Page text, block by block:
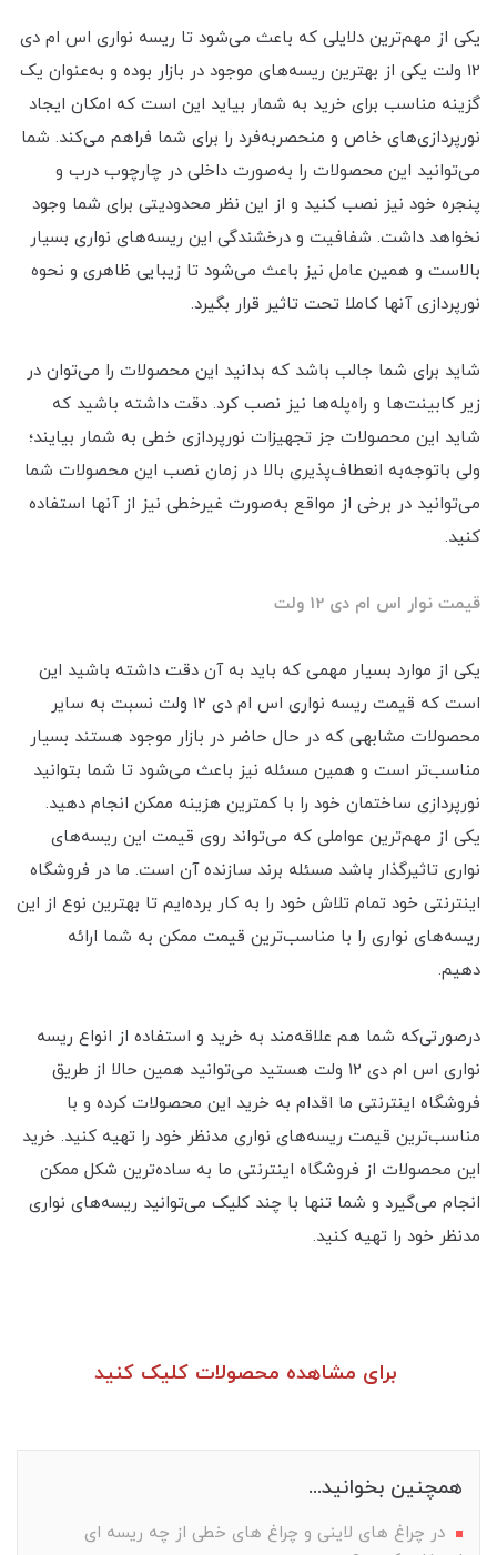
یکی از مهم‌ترین دلایلی که باعث می‌شود تا ریسه نواری اس ام دی
12 ولت یکی از بهترین ریسه‌های موجود در بازار بوده و به‌عنوان یک
گزینه مناسب برای خرید به شمار بیاید این است که امکان ایجاد
نورپردازی‌های خاص و منحصربه‌فرد را برای شما فراهم می‌کند. شما
می‌توانید این محصولات را به‌صورت داخلی در چارچوب درب و
پنجره خود نیز نصب کنید و از این نظر محدودیتی برای شما وجود
نخواهد داشت. شفافیت و درخشندگی این ریسه‌های نواری بسیار
بالاست و همین عامل نیز باعث می‌شود تا زیبایی ظاهری و نحوه
نورپردازی آنها کاملا تحت تاثیر قرار بگیرد.
شاید برای شما جالب باشد که بدانید این محصولات را می‌توان در
زیر کابینت‌ها و راه‌پله‌ها نیز نصب کرد. دقت داشته باشید که
شاید این محصولات جز تجهیزات نورپردازی خطی به شمار بیایند؛
ولی باتوجه‌به انعطاف‌پذیری بالا در زمان نصب این محصولات شما
می‌توانید در برخی از مواقع به‌صورت غیرخطی نیز از آنها استفاده
کنید.
قیمت نوار اس ام دی 12 ولت
یکی از موارد بسیار مهمی که باید به آن دقت داشته باشید این
است که قیمت ریسه نواری اس ام دی 12 ولت نسبت به سایر
محصولات مشابهی که در حال حاضر در بازار موجود هستند بسیار
مناسب‌تر است و همین مسئله نیز باعث می‌شود تا شما بتوانید
نورپردازی ساختمان خود را با کمترین هزینه ممکن انجام دهید.
یکی از مهم‌ترین عواملی که می‌تواند روی قیمت این ریسه‌های
نواری تاثیرگذار باشد مسئله برند سازنده آن است. ما در فروشگاه
اینترنتی خود تمام تلاش خود را به کار برده‌ایم تا بهترین نوع از این
ریسه‌های نواری را با مناسب‌ترین قیمت ممکن به شما ارائه
دهیم.
درصورتی‌که شما هم علاقه‌مند به خرید و استفاده از انواع ریسه
نواری اس ام دی 12 ولت هستید می‌توانید همین حالا از طریق
فروشگاه اینترنتی ما اقدام به خرید این محصولات کرده و با
مناسب‌ترین قیمت ریسه‌های نواری مدنظر خود را تهیه کنید. خرید
این محصولات از فروشگاه اینترنتی ما به ساده‌ترین شکل ممکن
انجام می‌گیرد و شما تنها با چند کلیک می‌توانید ریسه‌های نواری
مدنظر خود را تهیه کنید.
برای مشاهده محصولات کلیک کنید
همچنین بخوانید...
در چراغ های لاینی و چراغ های خطی از چه ریسه ای